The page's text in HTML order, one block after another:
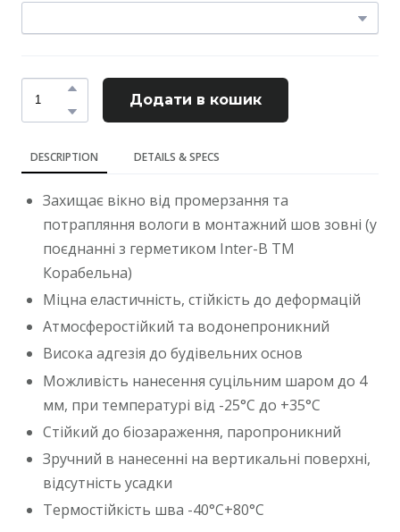
Додати в кошик
DESCRIPTION DETAILS & SPECS
Захищає вікно від промерзання та
потрапляння вологи в монтажний шов зовні (у
поєднанні з герметиком Inter-B ТМ
Корабельна)
Міцна еластичність, стійкість до деформацій
Атмосферостійкий та водонепроникний
Висока адгезія до будівельних основ
Можливість нанесення суцільним шаром до 4
мм, при температурі від -25°С до +35°С
Стійкий до біозараження, паропроникний
Зручний в нанесенні на вертикальні поверхні,
відсутність усадки
Термостійкість шва -40°С+80°С